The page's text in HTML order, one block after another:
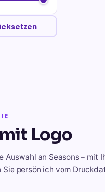
mit Logo
Auswahl an Seasons – mit
Sie persönlich vom